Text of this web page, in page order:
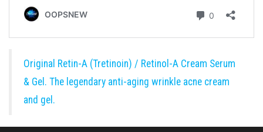
Original Retin-A (Tretinoin) / Retinol-A Cream Serum
& Gel. The legendary anti-aging wrinkle acne cream
and gel.